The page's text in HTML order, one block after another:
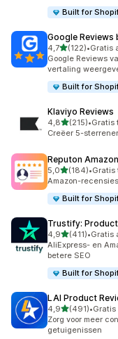
Built for
Google
4,7van 5 sterren
(122)
122 recensies in
•Gratis
Google Reviews
vertaling
Built for
Klaviyo Reviews
4,8van 5 sterren
(215)
215 recensies in
•Gratis
Creëer 5-
Reputon
5,0van 5 sterren
(184)
184 recensies in
•Gratis
Amazon-
Built for
Trustify:
4,9van 5 sterren
(411)
411 recensies in
•Gratis
AliExpress- en
betere SEO
Built for
LAI Product
4,9van 5 sterren
(491)
491 recensies in
•Gratis
Zorg voor meer
getuigenissen